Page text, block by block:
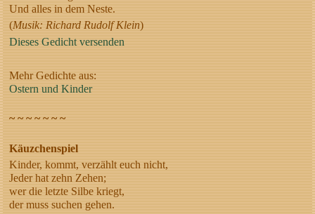
Und alles in dem Neste.
(Musik: Richard Rudolf Klein)
Dieses Gedicht versenden
Mehr Gedichte aus:
Ostern und Kinder
~ ~ ~ ~ ~ ~ ~
Käuzchenspiel
Kinder, kommt, verzählt euch nicht,
Jeder hat zehn Zehen;
wer die letzte Silbe kriegt,
der muss suchen gehen.